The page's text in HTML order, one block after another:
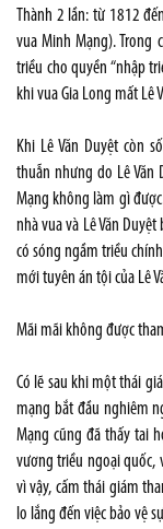
Thành 2 lần: từ 1812
vua Minh Mạng). Trong
triều cho quyền “nhập
khi vua Gia Long mất Lê
Khi Lê Văn Duyệt còn
thuẫn nhưng do Lê Văn
Mạng không làm gì
nhà vua và Lê Văn
có sóng ngầm triều
mới tuyên án tội của Lê
Mãi mãi không được
Có lẽ sau khi một thái
mạng bắt đầu nghiêm
Mạng cũng đã thấy tai
vương triều ngoại quốc,
vì vậy, cấm thái giám
lo lắng đến việc bảo vệ